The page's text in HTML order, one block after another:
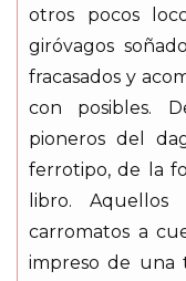
otros pocos
giróvagos
fracasados y
con posibles.
pioneros del
ferrotipo, de la
libro. Aquellos
carromatos a
impreso de una